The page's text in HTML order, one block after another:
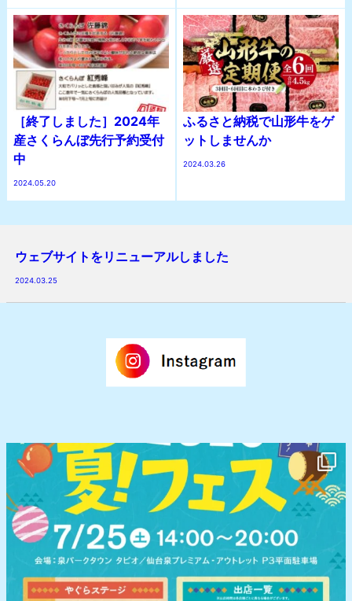
［終了しました］2024年
産さくらんぼ先行予約受付
中
2024.05.20
ふるさと納税で山形牛をゲ
ットしませんか
2024.03.26
ウェブサイトをリニューアルしました
2024.03.25